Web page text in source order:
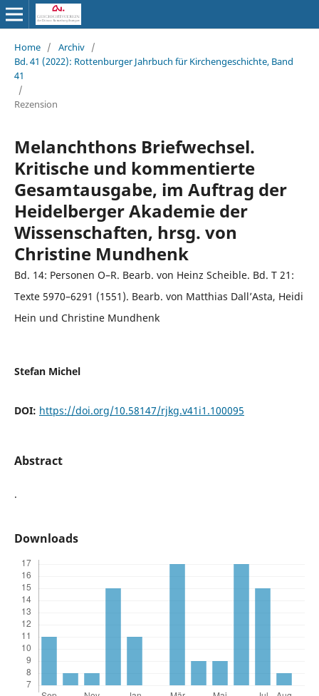
Home / Archiv /
Bd. 41 (2022): Rottenburger Jahrbuch für Kirchengeschichte, Band
41
/
Rezension
Melanchthons Briefwechsel.
Kritische und kommentierte
Gesamtausgabe, im Auftrag der
Heidelberger Akademie der
Wissenschaften, hrsg. von
Christine Mundhenk
Bd. 14: Personen O–R. Bearb. von Heinz Scheible. Bd. T 21:
Texte 5970–6291 (1551). Bearb. von Matthias Dall’Asta, Heidi
Hein und Christine Mundhenk
Stefan Michel
DOI: https://doi.org/10.58147/rjkg.v41i1.100095
Abstract
.
Downloads